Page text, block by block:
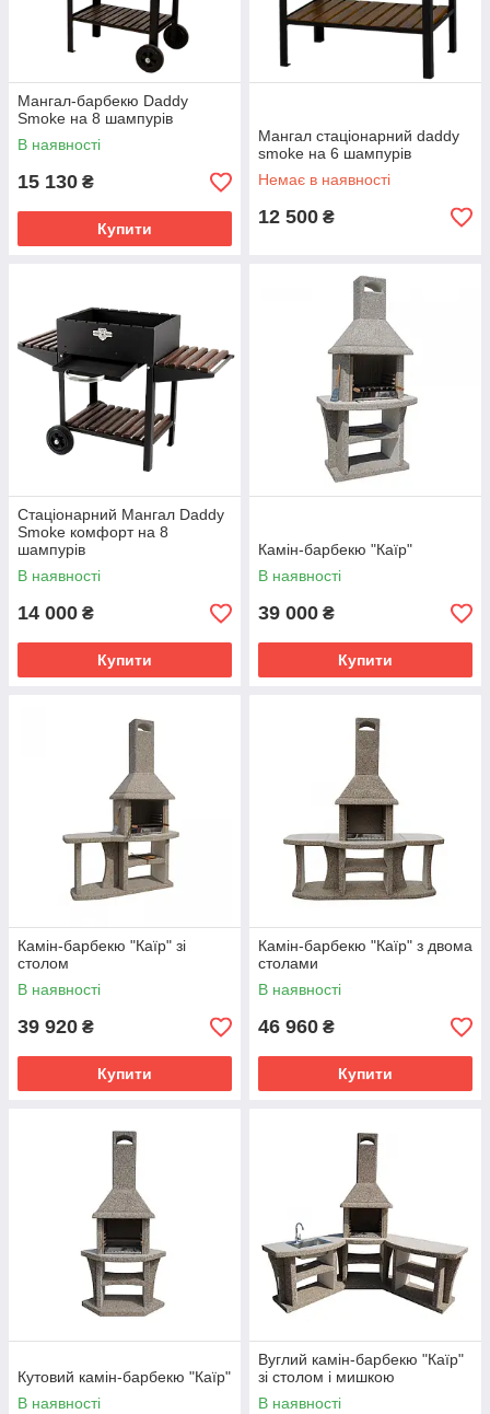
Мангал-барбекю Daddy
Smoke на 8 шампурів
В наявності
15 130 ₴
Купити
Мангал стаціонарний daddy
smoke на 6 шампурів
Немає в наявності
12 500 ₴
Стаціонарний Мангал Daddy
Smoke комфорт на 8
шампурів
В наявності
14 000 ₴
Купити
Камін-барбекю "Каїр"
В наявності
39 000 ₴
Купити
Камін-барбекю "Каїр" зі
столом
В наявності
39 920 ₴
Купити
Камін-барбекю "Каїр" з двома
столами
В наявності
46 960 ₴
Купити
Кутовий камін-барбекю "Каїр"
В наявності
Вуглий камін-барбекю "Каїр"
зі столом і мишкою
В наявності